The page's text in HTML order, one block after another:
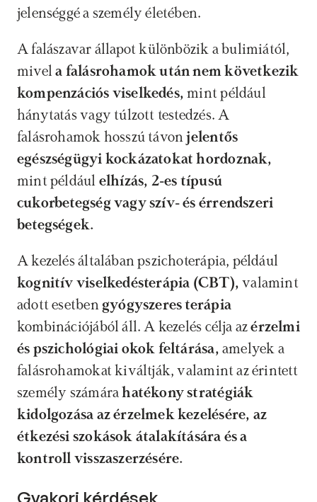
jelenséggé a személy életében.
A falászavar állapot különbözik a bulimiától,
mivel a falásrohamok után nem következik
kompenzációs viselkedés, mint például
hánytatás vagy túlzott testedzés. A
falásrohamok hosszú távon jelentős
mint például elhízás, 2-es típusú
cukorbetegség vagy szív- és érrendszeri
betegségek.
A kezelés általában pszichoterápia, például
kognitív viselkedésterápia (CBT), valamint
adott esetben
gyógyszeres terápia
kombinációjából áll. A kezelés célja az érzelmi
és pszichológiai okok feltárása, amelyek a
falásrohamokat kiváltják, valamint az érintett
személy számára hatékony stratégiák
kidolgozása az érzelmek kezelésére, az
étkezési szokások átalakítására és a
kontroll visszaszerzésére.
Gyakori kérdések